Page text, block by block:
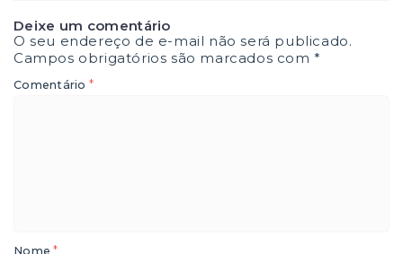
Deixe um comentário
O seu endereço de e-mail não será publicado.
Campos obrigatórios são marcados com*
Comentário *
Nome*